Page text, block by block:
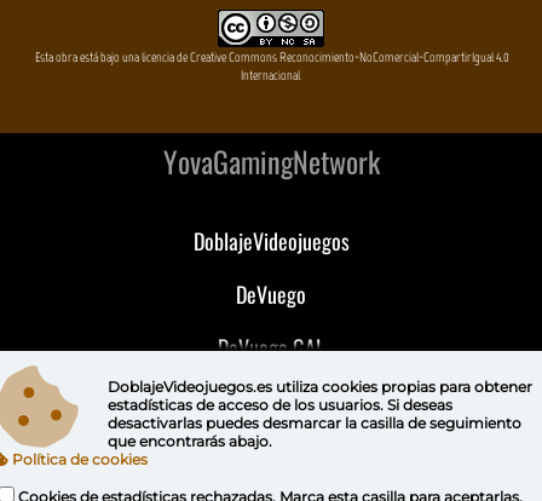
Esta obra está bajo una licencia de Creative Commons Reconocimiento-NoComercial-CompartirIgual 4.0
Internacional
YovaGamingNetwork
DoblajeVideojuegos
DeVuego
DeVuego GAL
DeVuego LATAM
DeVuego Portugal
DoblajeVideojuegos.es utiliza cookies propiaspara obtener
estadísticas de acceso de los usuarios. Si deseas
desactivarlas puedes desmarcar la casilla de seguimiento
que encontrarás abajo.
Política de cookies
Cookies de estadísticas rechazadas. Marca esta casilla para aceptarlas.